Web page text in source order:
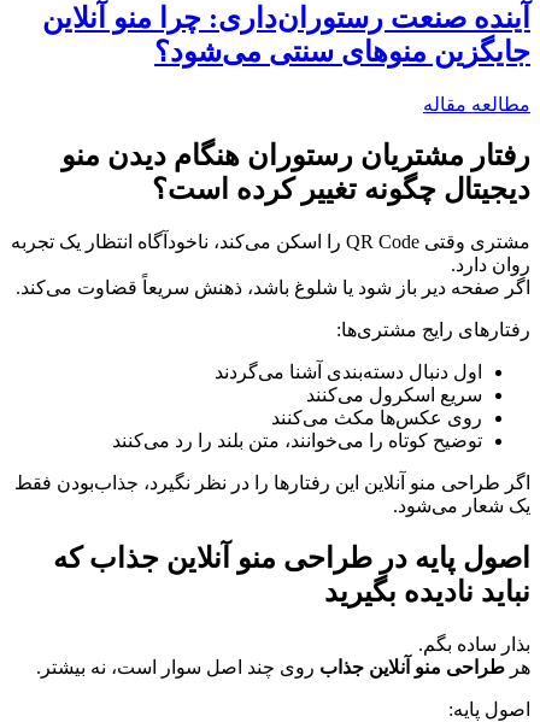
آینده صنعت رستوران‌داری: چرا منو آنلاین
جایگزین منوهای سنتی می‌شود؟
مطالعه مقاله
رفتار مشتریان رستوران هنگام دیدن منو
دیجیتال چگونه تغییر کرده است؟
مشتری وقتی QR Code را اسکن می‌کند، ناخودآگاه انتظار یک تجربه
روان دارد.
اگر صفحه دیر باز شود یا شلوغ باشد، ذهنش سریعاً قضاوت می‌کند.
رفتارهای رایج مشتری‌ها:
اول دنبال دسته‌بندی آشنا می‌گردند
سریع اسکرول می‌کنند
روی عکس‌ها مکث می‌کنند
توضیح کوتاه را می‌خوانند، متن بلند را رد می‌کنند
اگر طراحی منو آنلاین این رفتارها را در نظر نگیرد، جذاب‌بودن فقط
یک شعار می‌شود.
اصول پایه در طراحی منو آنلاین جذاب که
نباید نادیده بگیرید
بذار ساده بگم.
هر طراحی منو آنلاین جذاب روی چند اصل سوار است، نه بیشتر.
اصول پایه: